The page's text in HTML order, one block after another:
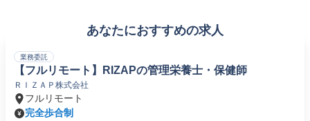
あなたにおすすめの求人
業務委託
【フルリモート】RIZAPの管理栄養士・保健師
ＲＩＺＡＰ株式会社
フルリモート
完全歩合制